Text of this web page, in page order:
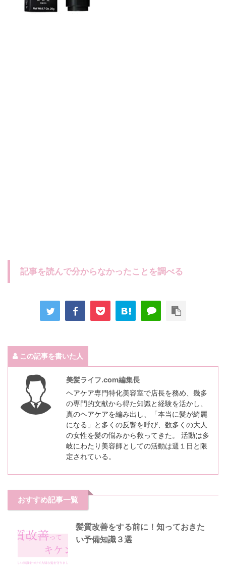
記事を読んで分からなかったことを調べる
この記事を書いた人
美髪ライフ.com編集長
ヘアケア専門特化美容室で店長を務め、幾多
の専門的文献から得た知識と経験を活かし、
真のヘアケアを編み出し、「本当に髪が綺麗
になる」と多くの反響を呼び、数多くの大人
の女性を髪の悩みから救ってきた。 活動は多
岐にわたり美容師としての活動は週１日と限
定されている。
おすすめ記事一覧
髪質改善をする前に！知っておきた
い予備知識３選